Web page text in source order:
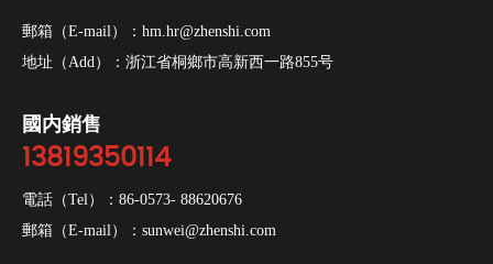
郵箱（E-mail）： hm.hr@zhenshi.com
地址（Add）：浙江省桐鄉市高新西一路855号
國内銷售
13819350114
電話（Tel）： 86-0573- 88620676
郵箱（E-mail）： sunwei@zhenshi.com